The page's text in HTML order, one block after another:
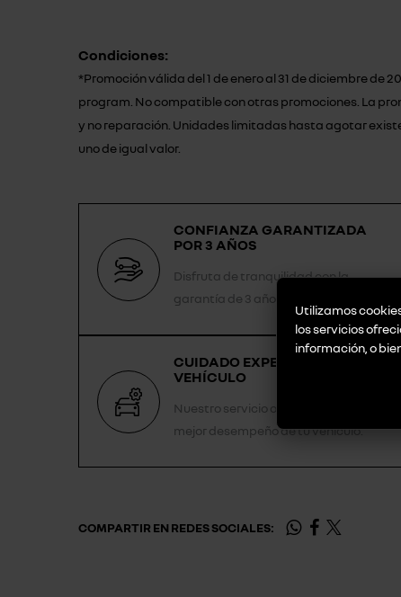
Condiciones:
*Promoción válida del 1 de enero al 31 de diciembre
program. No compatible con otras promociones. La
y no reparación. Unidades limitadas hasta agotar
uno de igual valor.
CONFIANZA GARANTIZADA
POR 3 AÑOS
Disfruta de tranquilidad con la
garantía de 3 años.
CUIDADO EXPERTO PARA TU
VEHÍCULO
Nuestro servicio oficial asegura el
mejor desempeño de tu vehículo.
COMPARTIR EN REDES SOCIALES:
Utilizamos
los servicios
información, o